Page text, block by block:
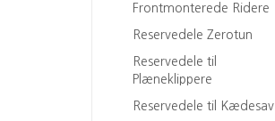
Frontmonterede Ridere
Reservedele Zerotun
Reservedele til
Plæneklippere
Reservedele til Kædesav